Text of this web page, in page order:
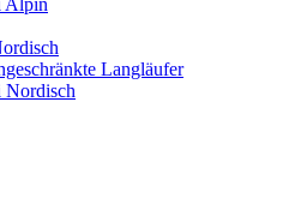
Alpin
Langläufer
Nordisch